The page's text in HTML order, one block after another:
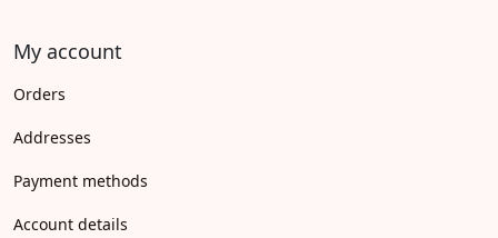
My account
Orders
Addresses
Payment methods
Account details